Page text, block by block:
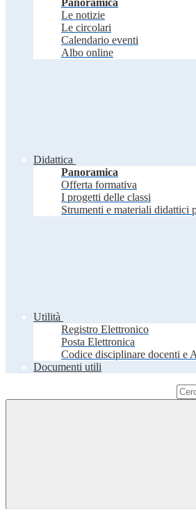
Panoramica
Le notizie
Le circolari
Calendario eventi
Albo online
Didattica
Panoramica
Offerta formativa
I progetti delle classi
Strumenti e materiali didattici
Utilità
Registro Elettronico
Posta Elettronica
Codice disciplinare docenti e
Documenti utili